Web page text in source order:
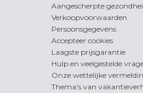
Aangescherpte
Verkoopvoorwaarden
Persoonsgegevens
Accepteer cookies
Laagste prijsgarantie
Hulp en veelgestelde
Onze wettelijke
Thema's van